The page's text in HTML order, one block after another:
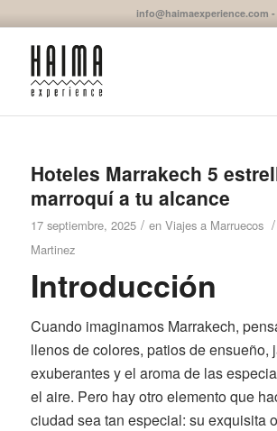
info@haimaexperience.com -
Hoteles Marrakech 5
marroquí a tu alcance
17 septiembre, 2025 / en Viajes a Marruecos /
Martinez
Introducción
Cuando imaginamos Marrakech,
llenos de colores, patios de ensueño,
exuberantes y el aroma de las
el aire. Pero hay otro elemento que
ciudad sea tan especial: su exquisita